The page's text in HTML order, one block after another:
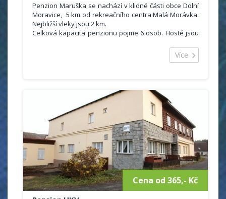
Penzion Maruška se nachází v klidné části obce Dolní
Moravice, 5 km od rekreačního centra Malá Morávka.
Nejbližší vleky jsou 2 km.
Celková kapacita penzionu pojme 6 osob. Hosté jsou
podkroví. Samozřejmostí je také sociální zařízení se
sprchou a WC. K dispozici je plně vybavená
krbem, saunu, venkovní posezení s venkovním
krbem, grill, ohniště.
1 500 Kč objekt / noc
Více
Cena od 365,- Kč